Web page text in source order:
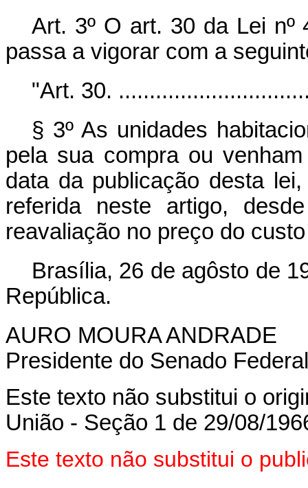
Art. 3º O art. 30 da Lei nº
passa a vigorar com a
"Art. 30.
§ 3º As unidades
pela sua compra ou
data da publicação desta
referida neste artigo,
reavaliação no preço do
Brasília, 26 de agôsto de
República.
AURO MOURA ANDRADE
Presidente do Senado
Este texto não substitui o
União - Seção 1 de 29/08/
Este texto não substitui o